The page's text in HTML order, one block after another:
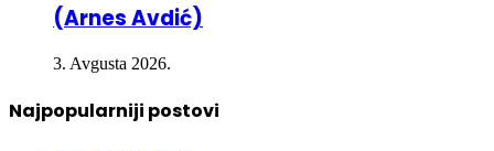
3. Avgusta 2026.
Najpopularniji postovi
12. Decembra 2024.